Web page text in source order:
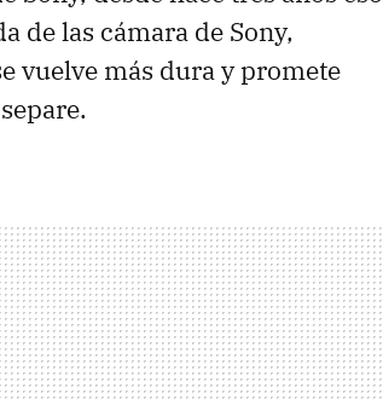
de las cámara de Sony,
vuelve más dura y promete